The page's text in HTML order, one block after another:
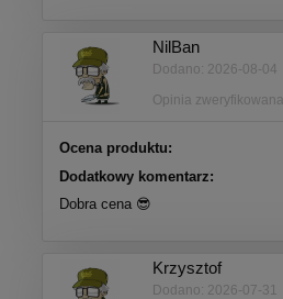
NilBan
Dodano: 2026-08-04
Opinia zweryfikowana
Ocena produktu:
Dodatkowy komentarz:
Dobra cena 😎
Krzysztof
Dodano: 2026-07-31